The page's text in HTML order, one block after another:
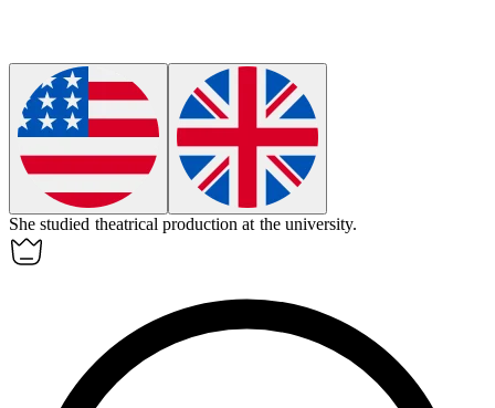
She studied theatrical production at the university.